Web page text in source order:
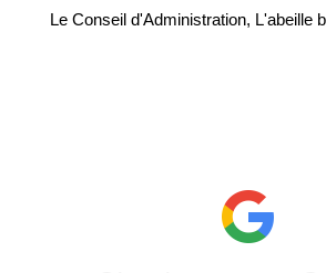
Le Conseil d'Administration, L'abeille